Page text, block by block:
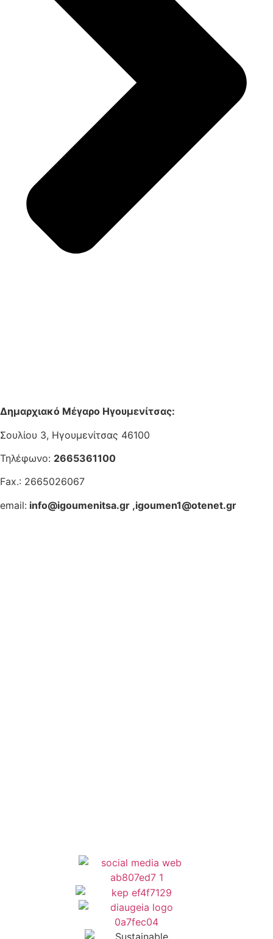
Δημαρχιακό Μέγαρο Ηγουμενίτσας:
Σουλίου 3, Ηγουμενίτσας 46100
Τηλέφωνο: 2665361100
Fax.: 2665026067
email: info@igoumenitsa.gr ,igoumen1@otenet.gr